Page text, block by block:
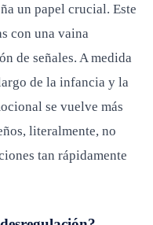
un papel crucial. Este
con una vaina
de señales. A medida
de la infancia y la
se vuelve más
literalmente, no
tan rápidamente